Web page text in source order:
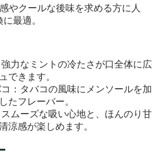
やクールな後味を求める方に人
最適。
力なミントの冷たさが口全体に広
できます。
：タバコの風味にメンソールを加
たフレーバー。
ムーズな吸い心地と、ほんのり甘
涼感が楽しめます。